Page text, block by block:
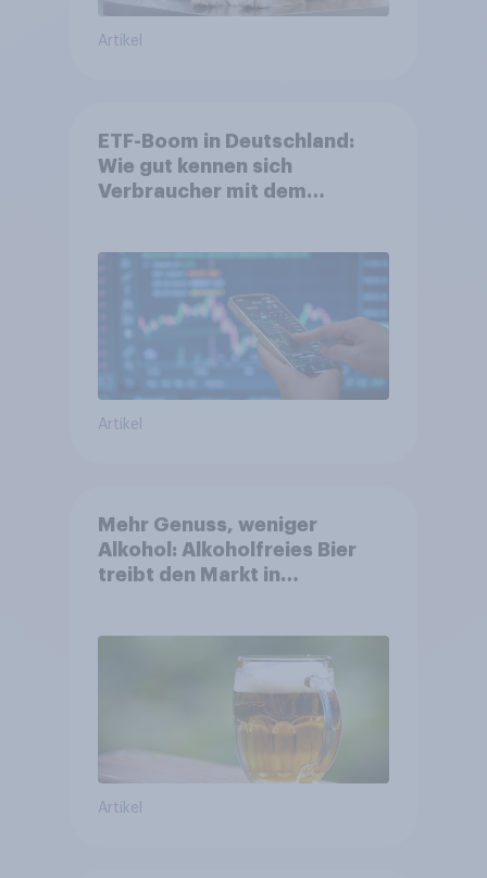
Artikel
ETF-Boom in Deutschland:
Wie gut kennen sich
Verbraucher mit dem
Artikel
Mehr Genuss, weniger
Alkohol: Alkoholfreies Bier
treibt den Markt in
Artikel